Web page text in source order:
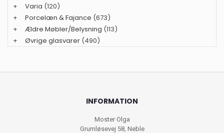
+
Varia (120)
+
Porcelæn & Fajance (673)
+
Ældre Møbler/Belysning (113)
+
Øvrige glasvarer (490)
INFORMATION
Moster Olga
Grumløsevej 58, Neble